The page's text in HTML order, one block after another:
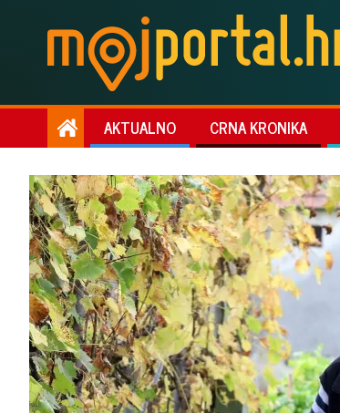
AKTUALNO CRNA KRONIKA